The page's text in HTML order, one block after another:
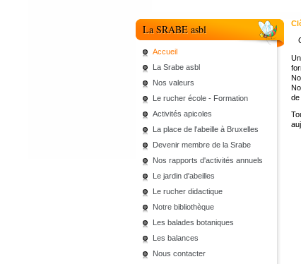
La SRABE asbl
Accueil
La Srabe asbl
Nos valeurs
Le rucher école - Formation
Activités apicoles
La place de l'abeille à Bruxelles
Devenir membre de la Srabe
Nos rapports d'activités annuels
Le jardin d'abeilles
Le rucher didactique
Notre bibliothèque
Les balades botaniques
Les balances
Nous contacter
de